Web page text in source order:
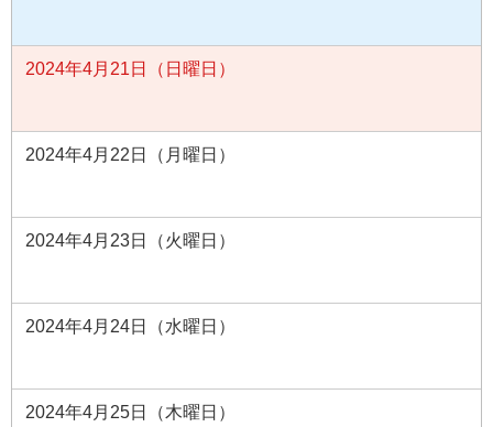
2024年4月21日（日曜日）
2024年4月22日（月曜日）
2024年4月23日（火曜日）
2024年4月24日（水曜日）
2024年4月25日（木曜日）